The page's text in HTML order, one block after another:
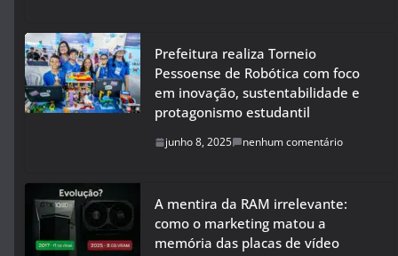
Prefeitura realiza Torneio
Pessoense de Robótica com foco
em inovação, sustentabilidade e
protagonismo estudantil
junho 8, 2025 nenhum comentário
A mentira da RAM irrelevante:
como o marketing matou a
memória das placas de vídeo